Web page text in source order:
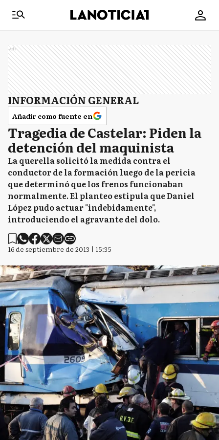
Ads
INFORMACIÓN GENERAL
Añadir como fuente en
Tragedia de Castelar: Piden la
detención del maquinista
La querella solicitó la medida contra el
conductor de la formación luego de la pericia
que determinó que los frenos funcionaban
normalmente. El planteo estipula que Daniel
López pudo actuar "indebidamente",
introduciendo el agravante del dolo.
16 de septiembre de 2013 | 15:35